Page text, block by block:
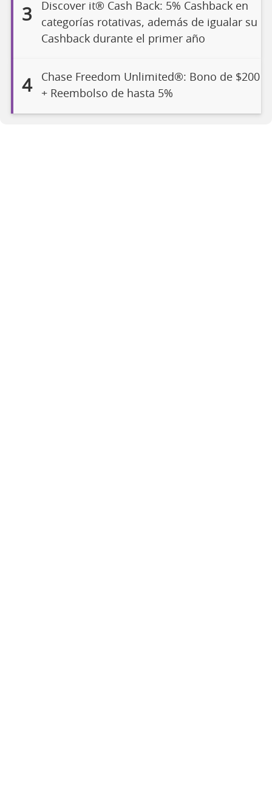
3
Discover it® Cash Back: 5% Cashback en
categorías rotativas, además de igualar su
Cashback durante el primer año
4
Chase Freedom Unlimited®: Bono de $200
+ Reembolso de hasta 5%